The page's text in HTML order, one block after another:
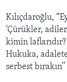
Kılıçdaroğlu,
‘Çürükler,
kimin
Hukuka,
serbest